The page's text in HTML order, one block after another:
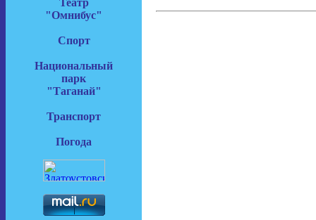
Театр
"Омнибус"
Спорт
Национальный
парк
"Таганай"
Транспорт
Погода